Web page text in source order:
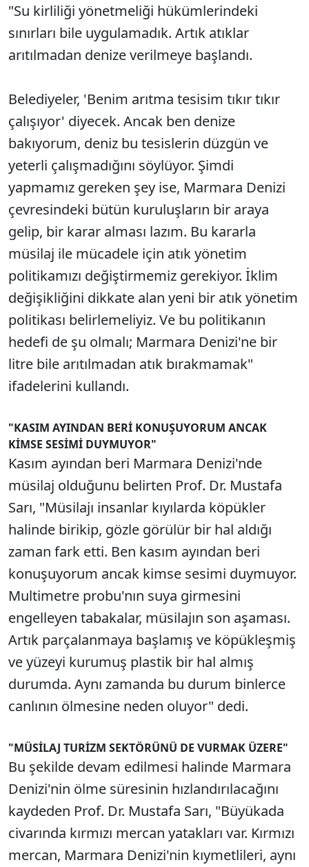
"Su kirliliği yönetmeliği hükümlerindeki
sınırları bile uygulamadık. Artık atıklar
arıtılmadan denize verilmeye başlandı.
Belediyeler, 'Benim arıtma tesisim tıkır tıkır
çalışıyor' diyecek. Ancak ben denize
bakıyorum, deniz bu tesislerin düzgün ve
yeterli çalışmadığını söylüyor. Şimdi
yapmamız gereken şey ise, Marmara Denizi
çevresindeki bütün kuruluşların bir araya
gelip, bir karar alması lazım. Bu kararla
müsilaj ile mücadele için atık yönetim
politikamızı değiştirmemiz gerekiyor. İklim
değişikliğini dikkate alan yeni bir atık yönetim
politikası belirlemeliyiz. Ve bu politikanın
hedefi de şu olmalı; Marmara Denizi'ne bir
litre bile arıtılmadan atık bırakmamak"
ifadelerini kullandı.
"KASIM AYINDAN BERİ KONUŞUYORUM ANCAK
KİMSE SESİMİ DUYMUYOR"
Kasım ayından beri Marmara Denizi'nde
müsilaj olduğunu belirten Prof. Dr. Mustafa
Sarı, "Müsilajı insanlar kıyılarda köpükler
halinde birikip, gözle görülür bir hal aldığı
zaman fark etti. Ben kasım ayından beri
konuşuyorum ancak kimse sesimi duymuyor.
Multimetre probu'nın suya girmesini
engelleyen tabakalar, müsilajın son aşaması.
Artık parçalanmaya başlamış ve köpükleşmiş
ve yüzeyi kurumuş plastik bir hal almış
durumda. Aynı zamanda bu durum binlerce
canlının ölmesine neden oluyor" dedi.
"MÜSİLAJ TURİZM SEKTÖRÜNÜ DE VURMAK ÜZERE"
Bu şekilde devam edilmesi halinde Marmara
Denizi'nin ölme süresinin hızlandırılacağını
kaydeden Prof. Dr. Mustafa Sarı, "Büyükada
civarında kırmızı mercan yatakları var. Kırmızı
mercan, Marmara Denizi'nin kıymetlileri, aynı